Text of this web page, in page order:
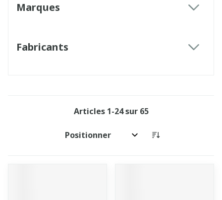
Marques
Fabricants
Articles 1-24sur 65
Trier par: